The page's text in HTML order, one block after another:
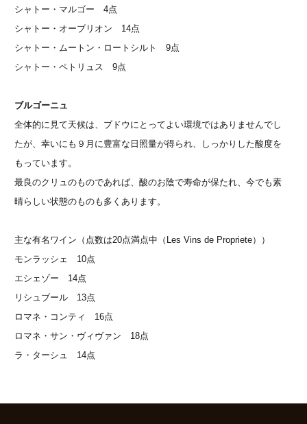
シャトー・マルゴー 4点
シャトー・オーブリオン 14点
シャトー・ムートン・ロートシルト 9点
シャトー・ペトリュス 9点
ブルゴーニュ
全体的に見て天候は、ブドウにとってよい環境ではありませんでし
たが、幸いにも９月に豊富な日照量が得られ、しっかりした酸度を
もっています。
最良のクリュのものであれば、酸のお陰で寿命が保たれ、今でも素
晴らしい状態のものも多くあります。
主な有名ワイン（点数は20点満点中（Les Vins de Propriete））
モンラッシェ 10点
エシェゾー 14点
リシュブール 13点
ロマネ・コンティ 16点
ロマネ・サン・ヴィヴァン 18点
ラ・ターシュ 14点